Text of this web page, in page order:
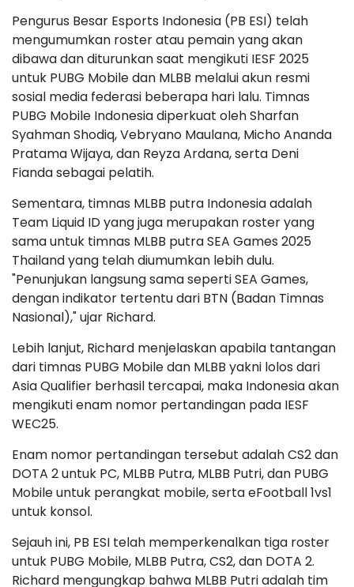
Pengurus Besar Esports Indonesia (PB ESI) telah
mengumumkan roster atau pemain yang akan
dibawa dan diturunkan saat mengikuti IESF 2025
untuk PUBG Mobile dan MLBB melalui akun resmi
sosial media federasi beberapa hari lalu. Timnas
PUBG Mobile Indonesia diperkuat oleh Sharfan
Syahman Shodiq, Vebryano Maulana, Micho Ananda
Pratama Wijaya, dan Reyza Ardana, serta Deni
Fianda sebagai pelatih.
Sementara, timnas MLBB putra Indonesia adalah
Team Liquid ID yang juga merupakan roster yang
sama untuk timnas MLBB putra SEA Games 2025
Thailand yang telah diumumkan lebih dulu.
"Penunjukan langsung sama seperti SEA Games,
dengan indikator tertentu dari BTN (Badan Timnas
Nasional)," ujar Richard.
Lebih lanjut, Richard menjelaskan apabila tantangan
dari timnas PUBG Mobile dan MLBB yakni lolos dari
Asia Qualifier berhasil tercapai, maka Indonesia akan
mengikuti enam nomor pertandingan pada IESF
WEC25.
Enam nomor pertandingan tersebut adalah CS2 dan
DOTA 2 untuk PC, MLBB Putra, MLBB Putri, dan PUBG
Mobile untuk perangkat mobile, serta eFootball 1vs1
untuk konsol.
Sejauh ini, PB ESI telah memperkenalkan tiga roster
untuk PUBG Mobile, MLBB Putra, CS2, dan DOTA 2.
Richard mengungkap bahwa MLBB Putri adalah tim